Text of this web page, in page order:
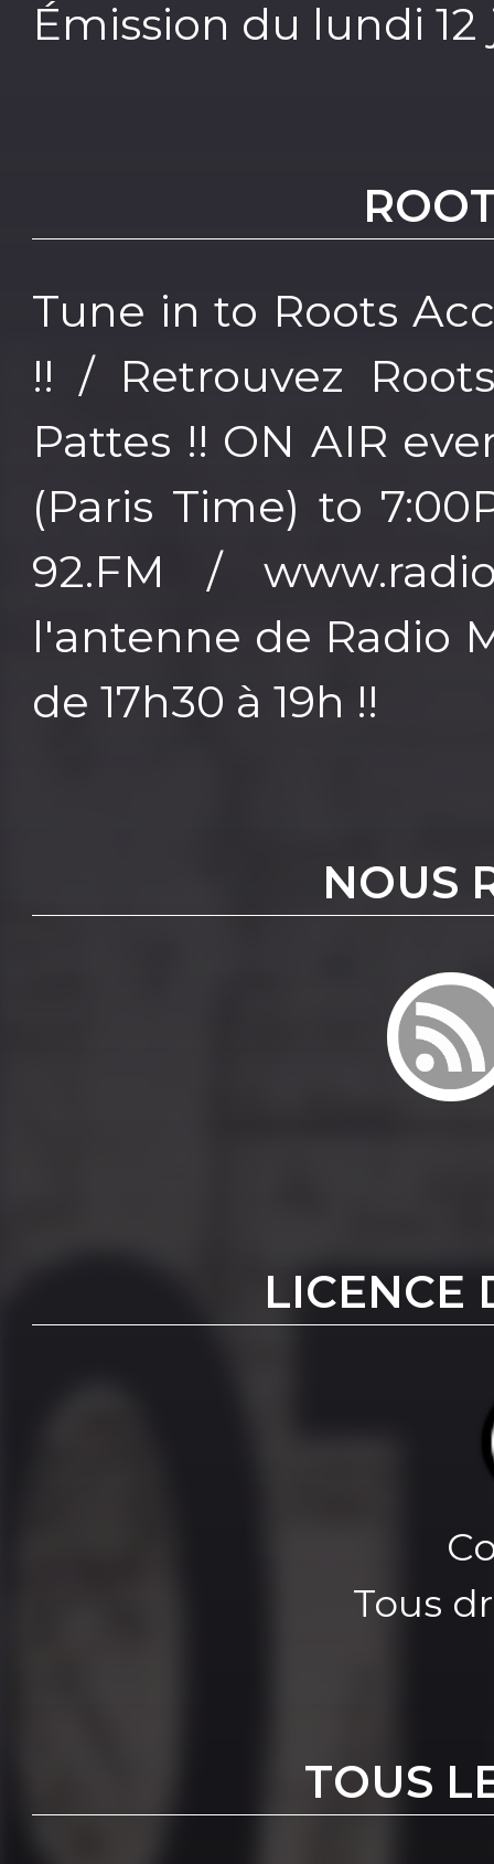
Émission du lundi 12
Tune in to Roots
!! / Retrouvez
Pattes !! ON AIR
(Paris Time) to
92.FM /
l'antenne de Radio
de 17h30 à 19h !!
NOUS
LICENCE
Tous
TOUS